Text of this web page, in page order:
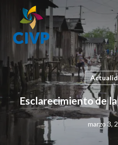
main
content
Esclarecimiento de
marzo 3,